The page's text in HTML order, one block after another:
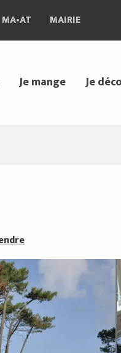
MAIRIE
MA•AT
Je mange Je